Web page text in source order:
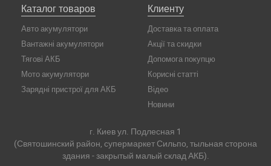
Каталог товаров
Авто акумулятори
Вантажні акумулятори
Тягові АКБ
Мото акумулятори
Зарядні пристрої для АКБ
Клиенту
Доставка та оплата
Акції та скидки
Допомога покупцю
Корисні статті
Відео
Новини
г. Киев ул. Подлесная 1
(Святошинский район, супермаркет Сильпо, тыльная сторона
здания - закрытый малый склад АКБ).